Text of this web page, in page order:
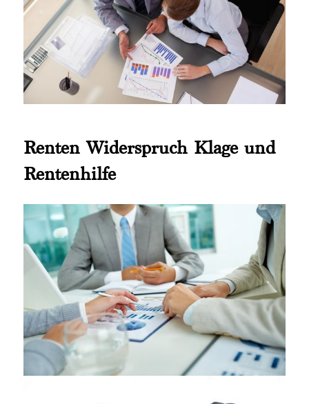
Renten Widerspruch Klage und
Rentenhilfe